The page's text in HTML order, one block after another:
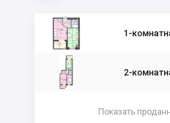
1-
2-
Показать